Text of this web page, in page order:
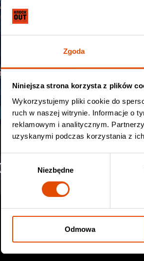
Zgoda
Niniejsza strona korzysta z plików
Wykorzystujemy pliki cookie do
ruch w naszej witrynie. Informacje o
reklamowym i analitycznym.
uzyskanymi podczas korzystania z ich
zgody
Niezbędne
Odmowa